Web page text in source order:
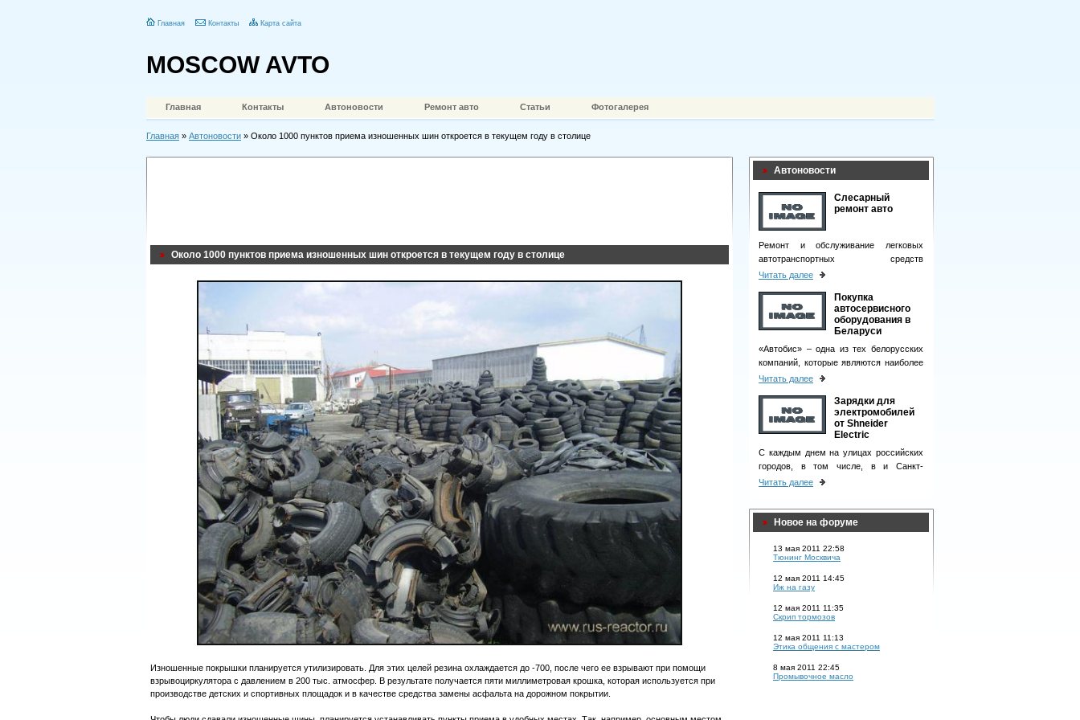
Главная Контакты Карта сайта
MOSCOW AVTO
Главная Контакты Автоновости Ремонт авто Статьи Фотогалерея
Главная » Автоновости » Около 1000 пунктов приема изношенных шин откроется в текущем году в столице
Около 1000 пунктов приема изношенных шин откроется в текущем году в столице
Изношенные покрышки планируется утилизировать. Для этих целей резина охлаждается до -700, после чего ее взрывают при помощи
взрывоциркулятора с давлением в 200 тыс. атмосфер. В результате получается пяти миллиметровая крошка, которая используется при
производстве детских и спортивных площадок и в качестве средства замены асфальта на дорожном покрытии.
Автоновости
Слесарный
ремонт авто
Ремонт и обслуживание легковых
автотранспортных средств
подразумевает целый комплекс
Читать далее
Покупка
автосервисного
оборудования в
Беларуси
«Автобис» – одна из тех белорусских
компаний, которые являются наиболее
ответственными деловыми партнерами
доверия у клиентов.
Читать далее
Зарядки для
электромобилей
от Shneider
Electric
С каждым днем на улицах российских
городов, в том числе, в и Санкт-
Петербурге, появляется все больше
Читать далее
Новое на форуме
13 мая 2011 22:58
Тюнинг Москвича
12 мая 2011 14:45
Иж на газу
12 мая 2011 11:35
Скрип тормозов
12 мая 2011 11:13
Этика общения с мастером
8 мая 2011 22:45
Промывочное масло